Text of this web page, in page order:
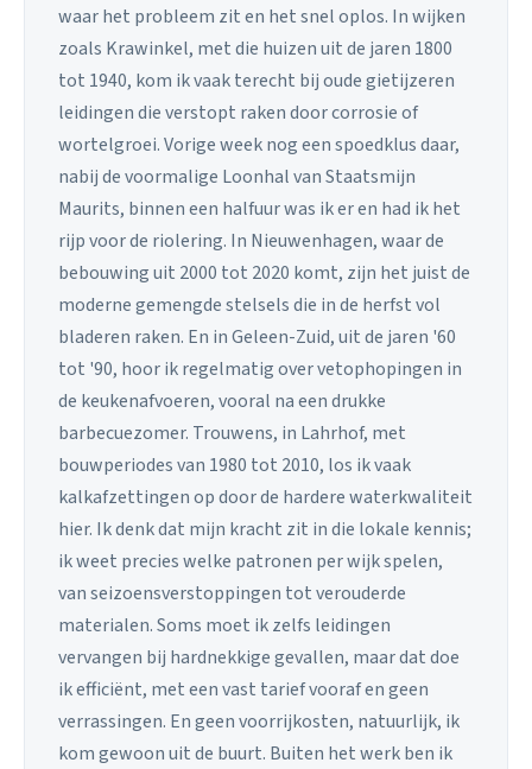
waar het probleem zit en het snel oplos. In wijken
zoals Krawinkel, met die huizen uit de jaren 1800
tot 1940, kom ik vaak terecht bij oude gietijzeren
leidingen die verstopt raken door corrosie of
wortelgroei. Vorige week nog een spoedklus daar,
nabij de voormalige Loonhal van Staatsmijn
Maurits, binnen een halfuur was ik er en had ik het
rijp voor de riolering. In Nieuwenhagen, waar de
bebouwing uit 2000 tot 2020 komt, zijn het juist de
moderne gemengde stelsels die in de herfst vol
bladeren raken. En in Geleen-Zuid, uit de jaren '60
tot '90, hoor ik regelmatig over vetophopingen in
de keukenafvoeren, vooral na een drukke
barbecuezomer. Trouwens, in Lahrhof, met
bouwperiodes van 1980 tot 2010, los ik vaak
kalkafzettingen op door de hardere waterkwaliteit
hier. Ik denk dat mijn kracht zit in die lokale kennis;
ik weet precies welke patronen per wijk spelen,
van seizoensverstoppingen tot verouderde
materialen. Soms moet ik zelfs leidingen
vervangen bij hardnekkige gevallen, maar dat doe
ik efficiënt, met een vast tarief vooraf en geen
verrassingen. En geen voorrijkosten, natuurlijk, ik
kom gewoon uit de buurt. Buiten het werk ben ik